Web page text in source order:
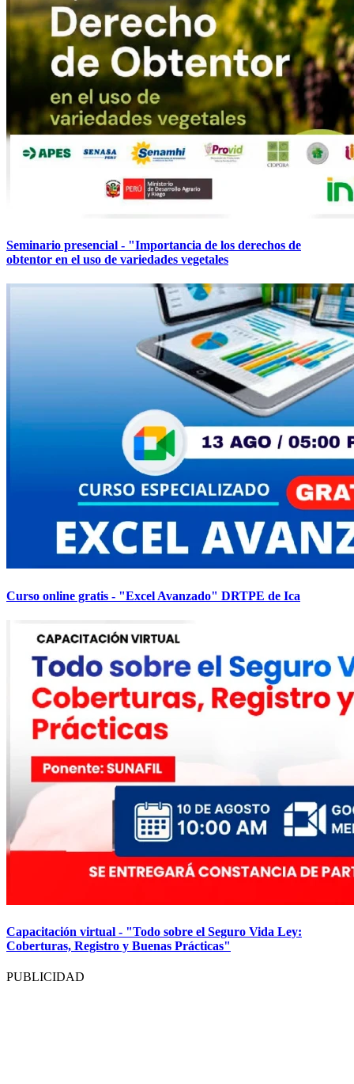
Seminario presencial - "Importancia de los derechos de
obtentor en el uso de variedades vegetales
Curso online gratis - "Excel Avanzado" DRTPE de Ica
Capacitación virtual - "Todo sobre el Seguro Vida Ley:
Coberturas, Registro y Buenas Prácticas"
PUBLICIDAD